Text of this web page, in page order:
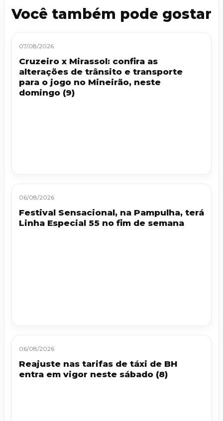
Você também pode gostar
07/08/2026
Cruzeiro x Mirassol: confira as
alterações de trânsito e transporte
para o jogo no Mineirão, neste
domingo (9)
06/08/2026
Festival Sensacional, na Pampulha, terá
Linha Especial 55 no fim de semana
06/08/2026
Reajuste nas tarifas de táxi de BH
entra em vigor neste sábado (8)